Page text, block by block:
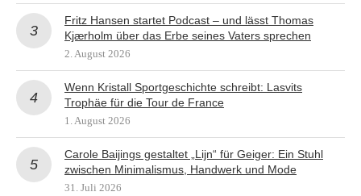
Fritz Hansen startet Podcast – und lässt Thomas
Kjærholm über das Erbe seines Vaters sprechen
2. August 2026
Wenn Kristall Sportgeschichte schreibt: Lasvits
Trophäe für die Tour de France
1. August 2026
Carole Baijings gestaltet „Lijn“ für Geiger: Ein Stuhl
zwischen Minimalismus, Handwerk und Mode
31. Juli 2026